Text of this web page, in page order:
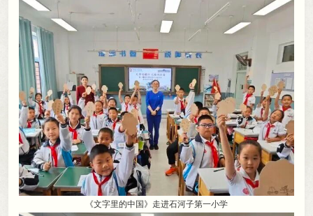
《文字里的中国》走进石河子第一小学